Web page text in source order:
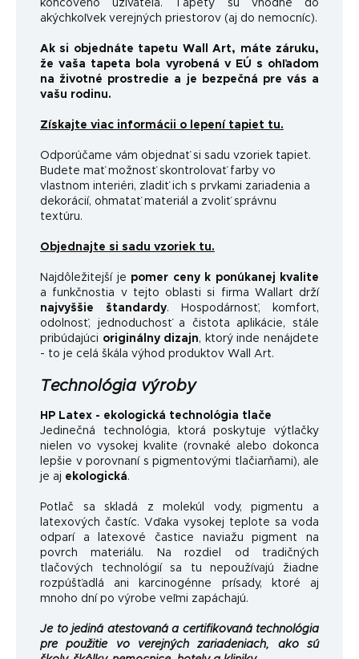
koncového užívateľa. Tapety sú vhodné do
akýchkoľvek verejných priestorov (aj do nemocníc).
Ak si objednáte tapetu Wall Art, máte záruku,
že vaša tapeta bola vyrobená v EÚ s ohľadom
na životné prostredie a je bezpečná pre vás a
vašu rodinu.
Získajte viac informácii o lepení tapiet tu.
Odporúčame vám objednať si sadu vzoriek tapiet.
Budete mať možnosť skontrolovať farby vo
vlastnom interiéri, zladiť ich s prvkami zariadenia a
dekorácií, ohmatať materiál a zvoliť správnu
textúru.
Objednajte si sadu vzoriek tu.
Najdôležitejší je pomer ceny k ponúkanej kvalite
a funkčnostia v tejto oblasti si firma Wallart drží
najvyššie štandardy. Hospodárnosť, komfort,
odolnosť, jednoduchosť a čistota aplikácie, stále
pribúdajúci originálny dizajn, ktorý inde nenájdete
- to je celá škála výhod produktov Wall Art.
Technológia výroby
HP Latex - ekologická technológia tlače
Jedinečná technológia, ktorá poskytuje výtlačky
nielen vo vysokej kvalite (rovnaké alebo dokonca
lepšie v porovnaní s pigmentovými tlačiarňami), ale
je aj ekologická.
Potlač sa skladá z molekúl vody, pigmentu a
latexových častíc. Vďaka vysokej teplote sa voda
odparí a latexové častice naviažu pigment na
povrch materiálu. Na rozdiel od tradičných
tlačových technológií sa tu nepoužívajú žiadne
rozpúšťadlá ani karcinogénne prísady, ktoré aj
mnoho dní po výrobe veľmi zapáchajú.
Je to jediná atestovaná a certifikovaná technológia
pre použitie vo verejných zariadeniach, ako sú